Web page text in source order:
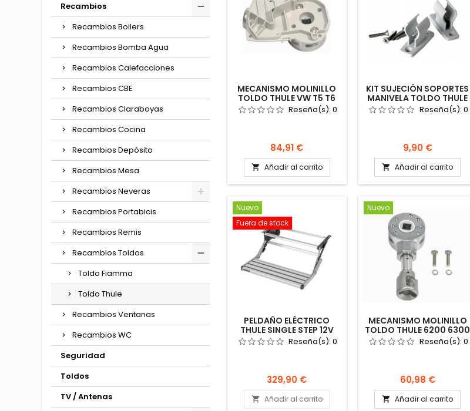
Recambios
Recambios Boilers
Recambios Bomba Agua
Recambios Calefacciones
Recambios CBE
Recambios Claraboyas
Recambios Cocina
Recambios Depósito
Recambios Mesa
Recambios Neveras
Recambios Portabicis
Recambios Remis
Recambios Toldos
Toldo Fiamma
Toldo Thule
Recambios Ventanas
Recambios WC
Seguridad
Toldos
TV / Antenas
MECANISMO MOLINILLO
TOLDO THULE VW T5 T6
CALIFORNIA 5102
1500601201
Reseña(s):0
Precio
84,91 €
 Añadir al carrito
KIT SUJECIÓN SOPORTES
MANIVELA TOLDO THULE
AUTOCARAVANA CAMPER
1500601222
Reseña(s): 0
Precio
9,90 €
 Añadir al carrito
Nuevo
Fuera de stock
PELDAÑO ELÉCTRICO
THULE SINGLE STEP 12V
460MM 309969
AUTOCARAVANA
Reseña(s):0
Precio
329,90 €
 Añadir al carrito
Nuevo
MECANISMO MOLINILLO
TOLDO THULE 6200 6300
1500602606
AUTOCARAVANA CAMPER
Reseña(s): 0
Precio
60,98 €
 Añadir al carrito